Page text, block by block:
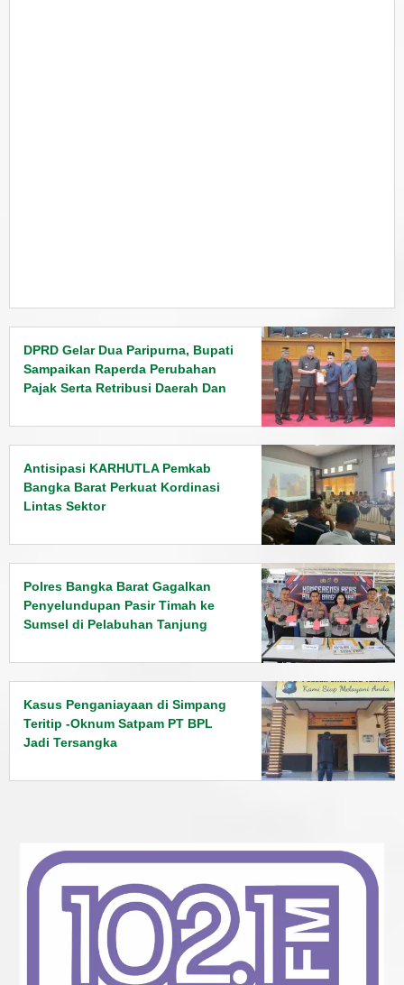
DPRD Gelar Dua Paripurna, Bupati
Sampaikan Raperda Perubahan
Pajak Serta Retribusi Daerah Dan
PPAS Tahun 2026
Antisipasi KARHUTLA Pemkab
Bangka Barat Perkuat Kordinasi
Lintas Sektor
Polres Bangka Barat Gagalkan
Penyelundupan Pasir Timah ke
Sumsel di Pelabuhan Tanjung
Kasus Penganiayaan di Simpang
Teritip -Oknum Satpam PT BPL
Jadi Tersangka